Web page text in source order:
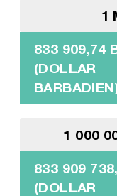
1
833 909,74
(DOLLAR
1 000
833 909
(DOLLAR